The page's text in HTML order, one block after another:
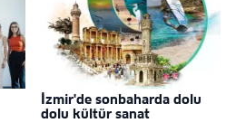
İzmir'de sonbaharda dolu
dolu kültür sanat